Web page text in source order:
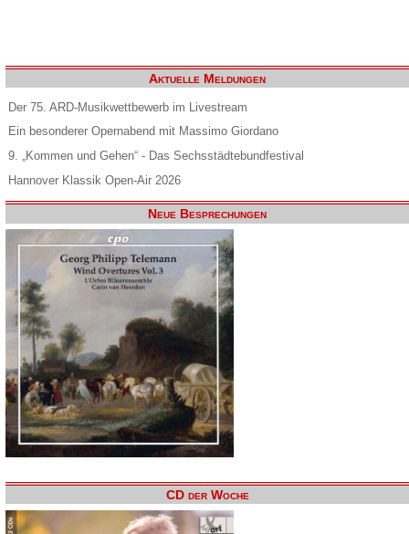
Aktuelle Meldungen
Der 75. ARD-Musikwettbewerb im Livestream
Ein besonderer Opernabend mit Massimo Giordano
9. „Kommen und Gehen“ - Das Sechsstädtebundfestival
Hannover Klassik Open-Air 2026
Neue Besprechungen
CD der Woche